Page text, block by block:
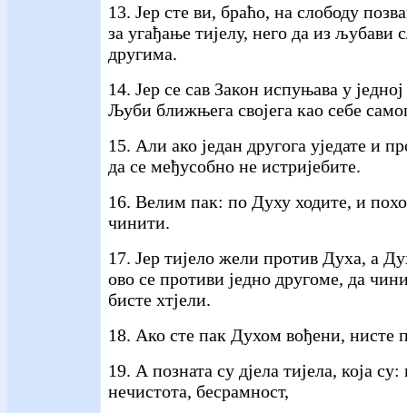
13. Јер сте ви, браћо, на слободу
за угађање тијелу, него да из љубави
другима.
14. Јер се сав Закон испуњава у
Љуби ближњега својега као себе
15. Али ако један другога уједате и
да се међусобно не истријебите.
16. Велим пак: по Духу ходите, и
чинити.
17. Јер тијело жели против Духа, а
ово се противи једно другоме, да
бисте хтјели.
18. Ако сте пак Духом вођени, нисте
19. А позната су дјела тијела, која
нечистота, бесрамност,